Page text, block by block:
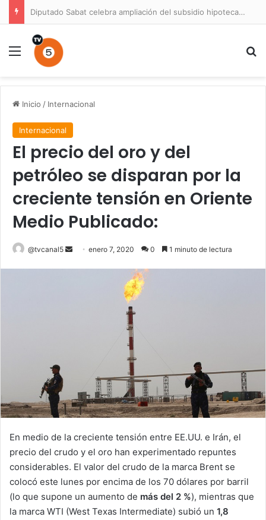
Diputado Sabat celebra ampliación del subsidio hipotecario con viviendas de hasta 6.000 UF
Menú
Inicio / Internacional
Internacional
El precio del oro y del
petróleo se disparan por la
creciente tensión en Oriente
Medio Publicado:
@tvcanal5
Sendenero 7, 2020 0 1 minuto de lectura
En medio de la creciente tensión entre EE.UU. e Irán, el
precio del crudo y el oro han experimentado repuntes
considerables. El valor del crudo de la marca Brent se
colocó este lunes por encima de los 70 dólares por barril
(lo que supone un aumento de más del 2 %), mientras que
la marca WTI (West Texas Intermediate) subió un 1,8